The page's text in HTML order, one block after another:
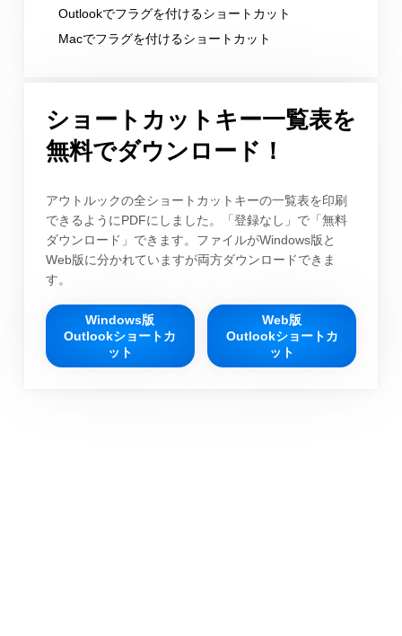
Outlookでフラグを付けるショートカット
Macでフラグを付けるショートカット
ショートカットキー一覧表を
無料でダウンロード！
アウトルックの全ショートカットキーの一覧表を印刷
できるようにPDFにしました。「登録なし」で「無料
ダウンロード」できます。ファイルがWindows版と
Web版に分かれていますが両方ダウンロードできま
す。
Windows版
Outlookショートカ
ット
Web版
Outlookショートカ
ット